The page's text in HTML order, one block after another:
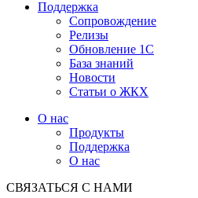
Поддержка
Сопровождение
Релизы
Обновление 1С
База знаний
Новости
Статьи о ЖКХ
О нас
Продукты
Поддержка
О нас
СВЯЗАТЬСЯ С НАМИ